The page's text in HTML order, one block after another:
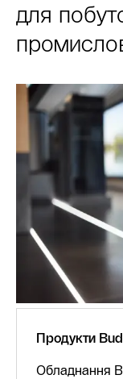
для
Продукти
Обладнання